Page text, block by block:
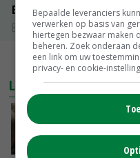
Boeren Gouda 12 kg
Boerenkaas
MEER
LAATSTE NIEUWS
zorgen
Bepaalde leveranciers
verwerken op basis van
hiertegen bezwaar maken
beheren. Zoek onderaan
een link om uw
privacy- en cookie-